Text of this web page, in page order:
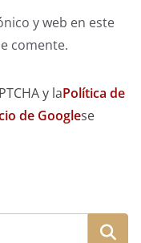
y web en este
comente.
y laPolítica de
de Googlese